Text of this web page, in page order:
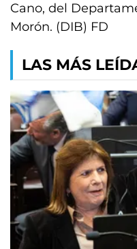
Cano, del
Morón. (DIB) FD
LAS MÁS